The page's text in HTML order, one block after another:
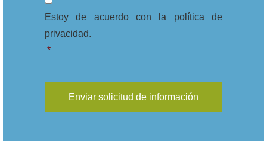
Estoy de acuerdo con la política de
privacidad.
*